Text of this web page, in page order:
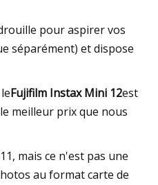
pour aspirer vos
séparément) et dispose
Fujifilm Instax Mini 12est
meilleur prix que nous
mais ce n'est pas une
au format carte de